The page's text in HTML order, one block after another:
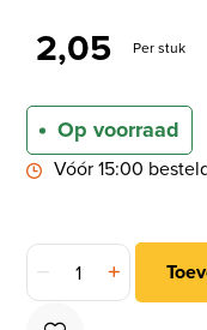
2,05 Per stuk
Op voorraad
Vóór 15:00
DX Smalscharnier